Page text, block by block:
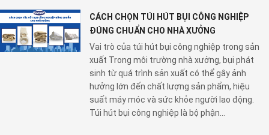
CÁCH CHỌN TÚI HÚT BỤI CÔNG NGHIỆP
ĐÚNG CHUẨN CHO NHÀ XƯỞNG
Vai trò của túi hút bụi công nghiệp trong sản
xuất Trong môi trường nhà xưởng, bụi phát
sinh từ quá trình sản xuất có thể gây ảnh
hưởng lớn đến chất lượng sản phẩm, hiệu
suất máy móc và sức khỏe người lao động.
Túi hút bụi công nghiệp là bộ phận...